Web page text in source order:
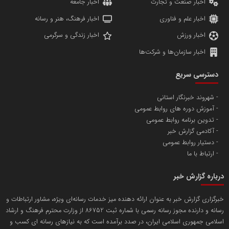
پایگاه اطلاع رسانی اعتلای نهادهای مردمی
تامین آهن اسفنجی تولیدکنندگان فولاد در کشور
تریبون
مسعودصادقی
اخبار صنعت و تجارت
اخبار جامعه
اخبار علم و فناوری
اخبار فرهنگ، هنر و رسانه
اخبار ورزش
اخبار زندگی و سرگرمی
اخبار سازمان‌ها و شرکت‌ها
دسترسی سریع
شهروند خبرنگار استانی
آموزش دوره های روابط عمومی
تدوین برنامه روابط عمومی
آکادمی گزارش خبر
دستیار روابط عمومی
ارتباط با ما
درباره گزارش خبر
خبرگزاری گزارش خبر به عنوان ارائه دهنده میز خدمات رسانه‌ای ویژه، مشاور ارتباطات و
رسانه و دارنده مجوز رسانه رسمی با شماره ثبت 86752 از وزارت محترم فرهنگ و ارشاد
اسلامی جمهوری اسلامی ایران، در صدد برآمده است که به نیازهای رسانه ای کسب و